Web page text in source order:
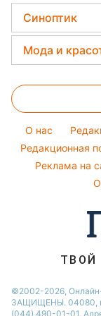
Алла
Максим
Новости
Новости
Новости
Новости
Напитки
Оптические
Народные
Уборка
Авто
Стирка
Цены на
Денежная
Тарифы
Синоптик
Прогноз
Магнитные
Погода на
Погода на
Пылевая буря
Мода и
Красивый
Модные
Новости
Советы от
O нас
Редакционная
Реклама на
ТВОЙ
©2002-2026,
ЗАЩИЩЕНЫ. 04080,
(044) 490-01-01.